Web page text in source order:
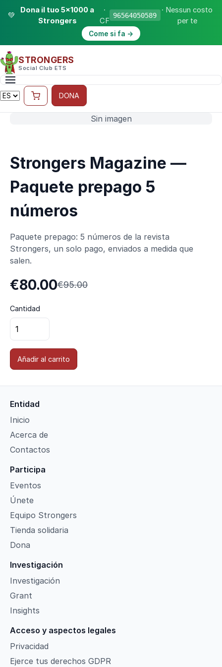
💚
Dona il tuo 5×1000 a
Strongers
·
CF
96564050589
· Nessun costo
per te
Come si fa →
STRONGERS
Social Club ETS
DONA
Sin imagen
Strongers Magazine —
Paquete prepago 5
números
Paquete prepago: 5 números de la revista
Strongers, un solo pago, enviados a medida que
salen.
€80.00€95.00
Cantidad
Añadir al carrito
Entidad
Inicio
Acerca de
Contactos
Participa
Eventos
Únete
Equipo Strongers
Tienda solidaria
Dona
Investigación
Investigación
Grant
Insights
Acceso y aspectos legales
Privacidad
Ejerce tus derechos GDPR